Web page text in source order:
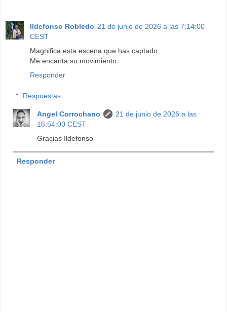
Ildefonso Robledo 21 de junio de 2026 a las 7:14:00
CEST
Magnifica esta escena que has captado.
Me encanta su movimiento.
Responder
Respuestas
Angel Corrochano
21 de junio de 2026 a las
16:54:00 CEST
Gracias Ildefonso
Responder